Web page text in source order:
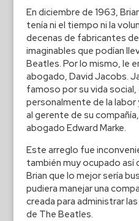
En diciembre de 1963,
tenía ni el tiempo ni la
decenas de fabricantes
imaginables que podían
Beatles. Por lo mismo, le
abogado, David Jacobs.
famoso por su vida
personalmente de la labor
al gerente de su
abogado Edward Marke.
Este arreglo fue
también muy ocupado así
Brian que lo mejor sería
pudiera manejar una
creada para administrar
de The Beatles.